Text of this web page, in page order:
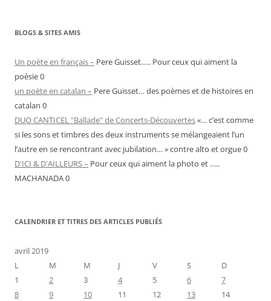
BLOGS & SITES AMIS
Un poète en français – Pere Guisset….. Pour ceux qui aiment la
poèsie 0
un poète en catalan – Pere Guisset… des poèmes et de histoires en
catalan 0
DUO CANTICEL "Ballade" de Concerts-Découvertes«… c’est comme
si les sons et timbres des deux instruments se mélangeaient l’un
l’autre en se rencontrant avec jubilation… » contre alto et orgue 0
D'ICI & D'AILLEURS – Pour ceux qui aiment la photo et …..
MACHANADA 0
CALENDRIER ET TITRES DES ARTICLES PUBLIÉS
avril 2019
L
M M J V S
D
1
2 3 4 5 6
7
8
9 10 11 12 13
14